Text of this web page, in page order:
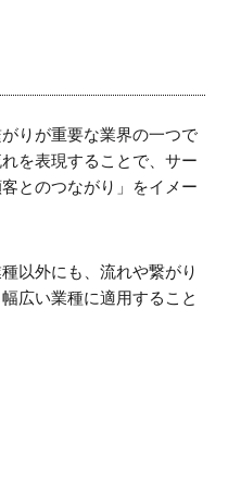
りが重要な業界の一つで
を表現することで、サー
とのつながり」をイメー
以外にも、流れや繋がり
広い業種に適用すること